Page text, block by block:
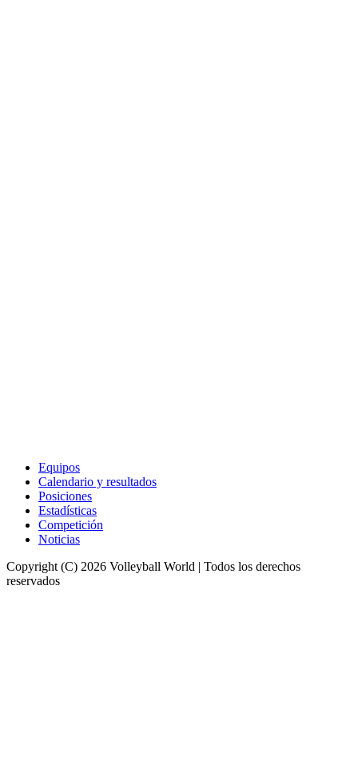
Equipos
Calendario y resultados
Posiciones
Estadísticas
Competición
Noticias
Copyright (C) 2026 Volleyball World | Todos los derechos
reservados